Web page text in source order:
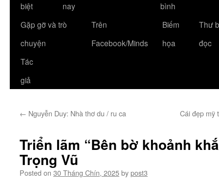
biệt
nay
bình
Gặp gỡ và trò
chuyện
Trên
Facebook/Minds
Biếm
họa
Thư
đọc
Tác
giả
← Nguyễn Duy: Nhà thơ du / ru ca Cái đẹp mỹ
Triển lãm “Bên bờ khoảnh
Trọng Vũ
Posted on 30 Tháng Chín, 2025bypost3